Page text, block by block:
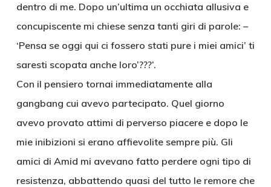
dentro di me. Dopo un’ultima un occhiata allusiva e
concupiscente mi chiese senza tanti giri di parole: –
‘Pensa se oggi qui ci fossero stati pure i miei amici’ ti
saresti scopata anche loro’???’.
Con il pensiero tornai immediatamente alla
gangbang cui avevo partecipato. Quel giorno
avevo provato attimi di perverso piacere e dopo le
mie inibizioni si erano affievolite sempre più. Gli
amici di Amid mi avevano fatto perdere ogni tipo di
resistenza, abbattendo quasi del tutto le remore che